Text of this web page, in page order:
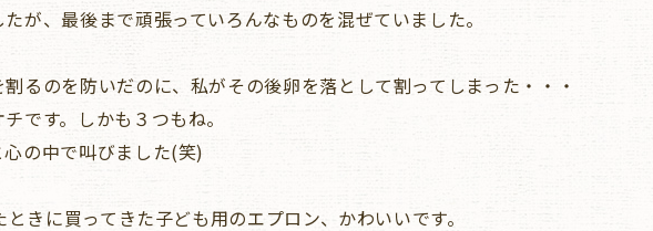
が、最後まで頑張っていろんなものを混ぜていました。
るのを防いだのに、私がその後卵を落として割ってしまった・・・
です。しかも３つもね。
の中で叫びました(笑)
きに買ってきた子ども用のエプロン、かわいいです。